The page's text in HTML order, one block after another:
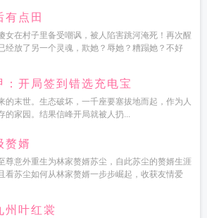
有点田
女在村子里备受嘲讽，被人陷害跳河淹死！再次醒
经放了另一个灵魂，欺她？辱她？糟蹋她？不好
：开局签到错选充电宝
的末世。生态破坏，一千座要塞拔地而起，作为人
的家园。结果信峰开局就被人扔...
赘婿
尊意外重生为林家赘婿苏尘，自此苏尘的赘婿生涯
看苏尘如何从林家赘婿一步步崛起，收获友情爱
州叶红裳